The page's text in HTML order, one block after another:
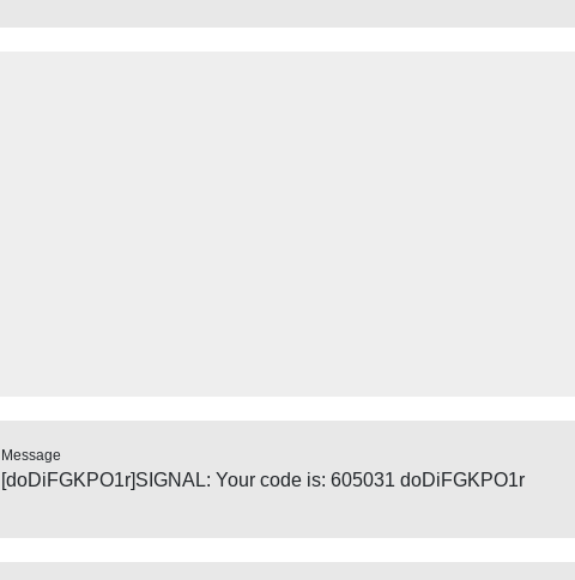
Message
[doDiFGKPO1r]SIGNAL: Your code is: 605031 doDiFGKPO1r